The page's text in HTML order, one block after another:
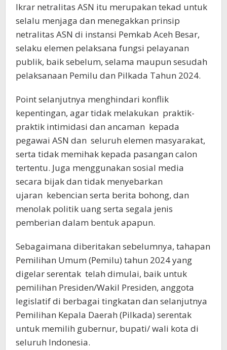
Ikrar netralitas ASN itu merupakan tekad untuk
selalu menjaga dan menegakkan prinsip
netralitas ASN di instansi Pemkab Aceh Besar,
selaku elemen pelaksana fungsi pelayanan
publik, baik sebelum, selama maupun sesudah
pelaksanaan Pemilu dan Pilkada Tahun 2024.
Point selanjutnya menghindari konflik
kepentingan, agar tidak melakukan praktik-
praktik intimidasi dan ancaman kepada
pegawai ASN dan seluruh elemen masyarakat,
serta tidak memihak kepada pasangan calon
tertentu. Juga menggunakan sosial media
secara bijak dan tidak menyebarkan
ujaran kebencian serta berita bohong, dan
menolak politik uang serta segala jenis
pemberian dalam bentuk apapun.
Sebagaimana diberitakan sebelumnya, tahapan
Pemilihan Umum (Pemilu) tahun 2024 yang
digelar serentak telah dimulai, baik untuk
pemilihan Presiden/Wakil Presiden, anggota
legislatif di berbagai tingkatan dan selanjutnya
Pemilihan Kepala Daerah (Pilkada) serentak
untuk memilih gubernur, bupati/ wali kota di
seluruh Indonesia.